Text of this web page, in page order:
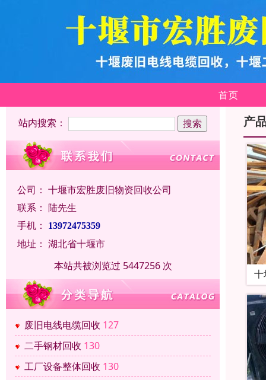
首页
站内搜索：
公司： 十堰市宏胜废旧物资回收公司
联系： 陆先生
手机：
13972475359
地址： 湖北省十堰市
本站共被浏览过 5447256 次
废旧电线电缆回收 127
二手钢材回收 130
工厂设备整体回收 130
产
十